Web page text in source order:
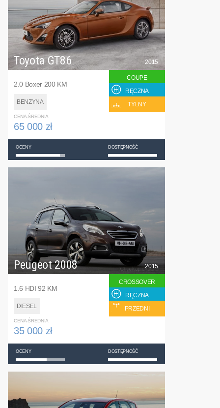
Toyota GT86
2.0 Boxer 200 KM
BENZYNA
2015
COUPE
RĘCZNA
TYLNY
CENA ŚREDNIA
65 000 zł
OCENY DOSTĘPNOŚĆ
Peugeot 2008
1.6 HDI 92 KM
DIESEL
2015
CROSSOVER
RĘCZNA
PRZEDNI
CENA ŚREDNIA
35 000 zł
OCENY DOSTĘPNOŚĆ